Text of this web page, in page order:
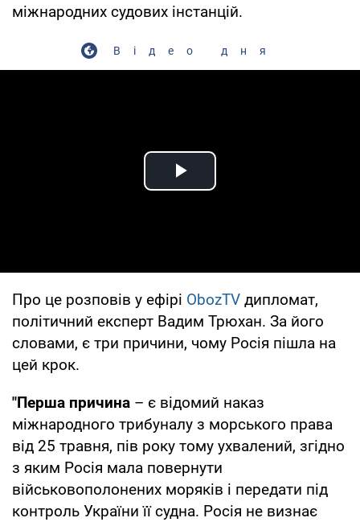
міжнародних судових інстанцій.
Відео дня
Play Video
Про це розповів у ефірі ObozTV дипломат,
політичний експерт Вадим Трюхан. За його
словами, є три причини, чому Росія пішла на
цей крок.
"Перша причина – є відомий наказ
міжнародного трибуналу з морського права
від 25 травня, пів року тому ухвалений, згідно
з яким Росія мала повернути
військовополонених моряків і передати під
контроль України її судна. Росія не визнає